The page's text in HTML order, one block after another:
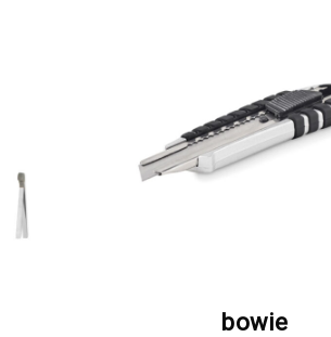
ΖΗΤΗΣΤΕ ΠΡΟΣΦΟΡΑ
bowie